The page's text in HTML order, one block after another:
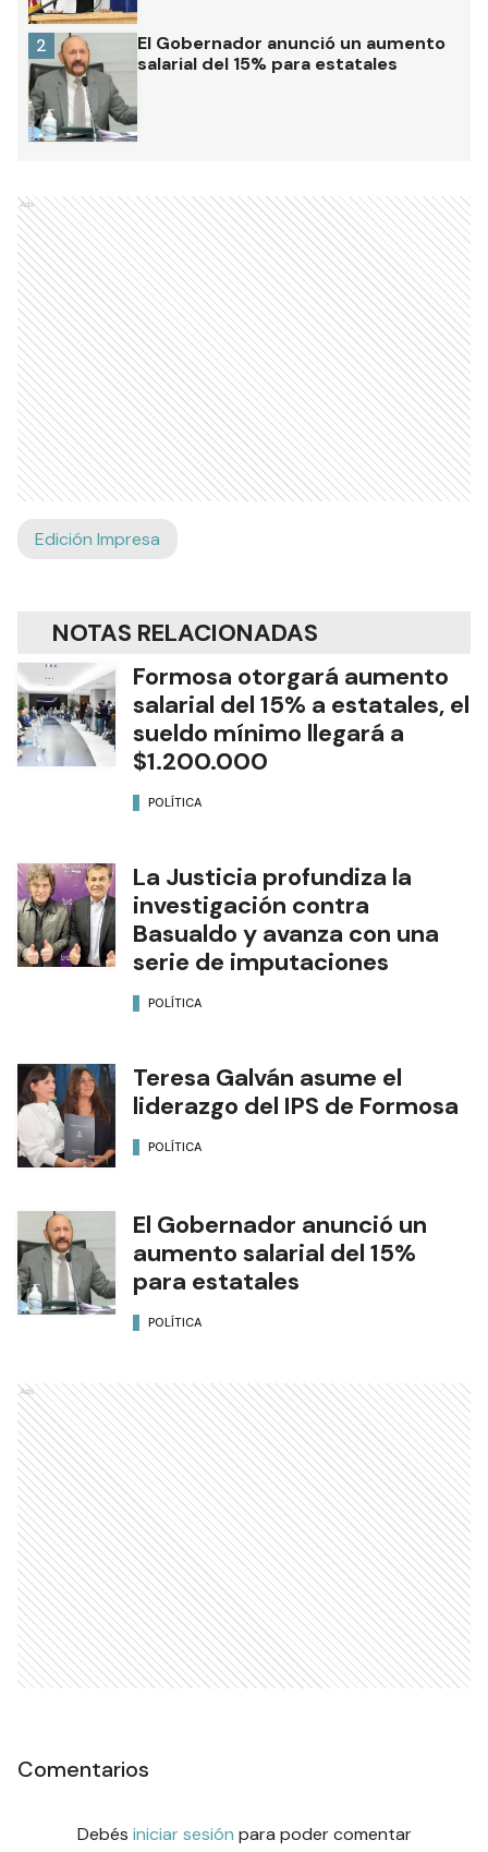
El Gobernador anunció un aumento
salarial del 15% para estatales
2
Ads
Edición Impresa
NOTAS RELACIONADAS
Formosa otorgará aumento
salarial del 15% a estatales, el
sueldo mínimo llegará a
$1.200.000
POLÍTICA
La Justicia profundiza la
investigación contra
Basualdo y avanza con una
serie de imputaciones
POLÍTICA
Teresa Galván asume el
liderazgo del IPS de Formosa
POLÍTICA
El Gobernador anunció un
aumento salarial del 15%
para estatales
POLÍTICA
Ads
Comentarios
Debés iniciar sesión para poder comentar